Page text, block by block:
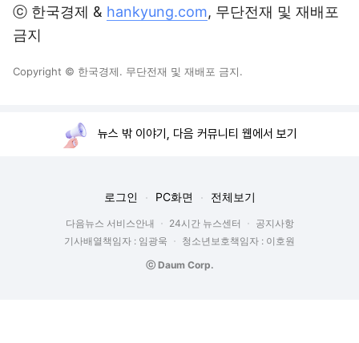
ⓒ 한국경제 & hankyung.com, 무단전재 및 재배포
금지
Copyright © 한국경제. 무단전재 및 재배포 금지.
뉴스 밖 이야기, 다음 커뮤니티 웹에서 보기
로그인 PC화면 전체보기
다음뉴스 서비스안내 24시간 뉴스센터
공지사항
기사배열책임자 : 임광욱
청소년보호책임자 : 이호원
ⓒ Daum Corp.